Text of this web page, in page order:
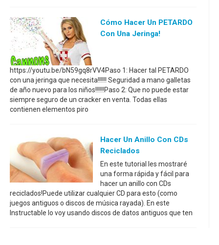
Cómo Hacer Un PETARDO
Con Una Jeringa!
https://youtu.be/bN59gq8rVV4Paso 1: Hacer tal PETARDO
con una jeringa que necesita!!!!!! Seguridad a mano galletas
de año nuevo para los niños!!!!!!Paso 2: Que no puede estar
siempre seguro de un cracker en venta. Todas ellas
contienen elementos piro
Hacer Un Anillo Con CDs
Reciclados
En este tutorial les mostraré
una forma rápida y fácil para
hacer un anillo con CDs
reciclados!Puede utilizar cualquier CD para esto (como
juegos antiguos o discos de música rayada). En este
Instructable lo voy usando discos de datos antiguos que ten